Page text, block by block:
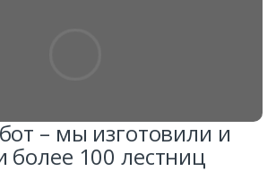
– мы изготовили и
более 100 лестниц